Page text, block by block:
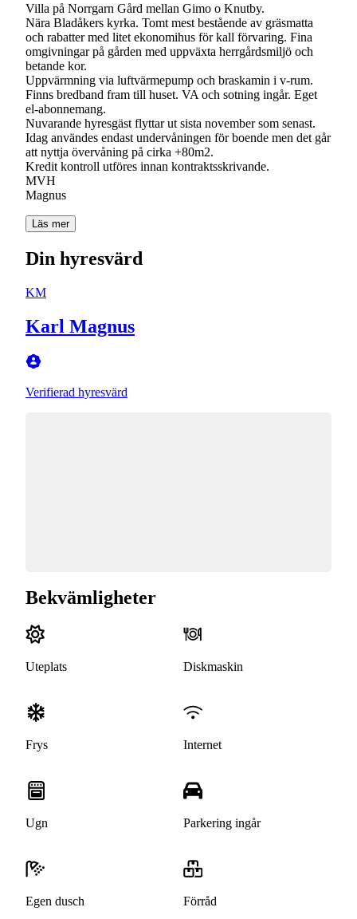
Villa på Norrgarn Gård mellan Gimo o Knutby.
Nära Bladåkers kyrka. Tomt mest bestående av gräsmatta
och rabatter med litet ekonomihus för kall förvaring. Fina
omgivningar på gården med uppväxta herrgårdsmiljö och
betande kor.
Uppvärmning via luftvärmepump och braskamin i v-rum.
Finns bredband fram till huset. VA och sotning ingår. Eget
el-abonnemang.
Nuvarande hyresgäst flyttar ut sista november som senast.
Idag användes endast undervåningen för boende men det går
att nyttja övervåning på cirka +80m2.
Kredit kontroll utföres innan kontraktsskrivande.
MVH
Magnus
Läs mer
Din hyresvärd
KM
Karl Magnus
Verifierad hyresvärd
Bekvämligheter
Uteplats Diskmaskin
Frys Internet
Ugn Parkering ingår
Egen dusch Förråd